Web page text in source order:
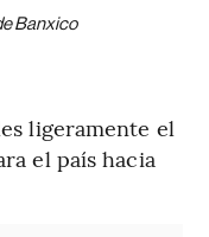
Banxico
ligeramente el
el país hacia